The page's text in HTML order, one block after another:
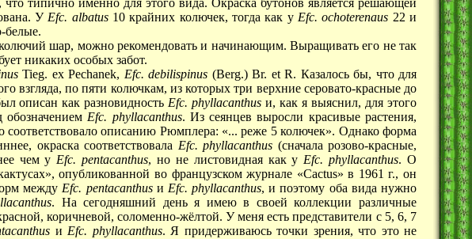
типично именно для этого вида. Окраска бутонов является решающей
УЕfc. albatus10 крайних колючек, тогда как уEfc. ochoterenaus 22 и
белые.
шар, можно рекомендовать и начинающим. Выращивать его не так
никаких особых забот.
Tieg. ex Pechanek, Efc. debilispinus (Berg.)Br. et R. Казалось бы, что для
взгляда, по пяти колючкам, из которых три верхние серовато-красные до
описан как разновидностьEfc. phyllacanthus и, как я выяснил, для этого
обозначениемЕfc. phyllacanthus. Из сеянцев выросли красивые растения,
описанию Рюмплера: «... реже 5 колючек». Однако форма
окраска соответствовала Еfc. phyllacanthus (сначала розово-красные,
чем уЕfc. pentacanthus, но не листовидная как уЕfc. phyllacanthus. О
опубликованной во французском журнале «Cactus» в 1961 г., он
междуЕfc. pentacanthusи Еfc. phyllacanthus, и поэтому оба вида нужно
. На сегодняшний день я имею в своей коллекции различные
коричневой, соломенно-жëлтой. У меня есть представители с 5, 6, 7
иЕfc. phyllacanthus. Я придерживаюсь точки зрения, что это не